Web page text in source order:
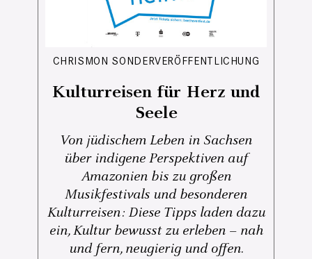
CHRISMON SONDERVERÖFFENTLICHUNG
Kulturreisen für Herz und
Seele
Von jüdischem Leben in Sachsen
über indigene Perspektiven auf
Amazonien bis zu großen
Musikfestivals und besonderen
Kulturreisen: Diese Tipps laden dazu
ein, Kultur bewusst zu erleben – nah
und fern, neugierig und offen.